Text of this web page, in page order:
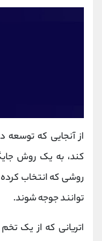
از آنجایی که توسعه
کند، به یک روش
روشی که انتخاب
توانند جوجه‌ شوند.
اتریانی که از یک